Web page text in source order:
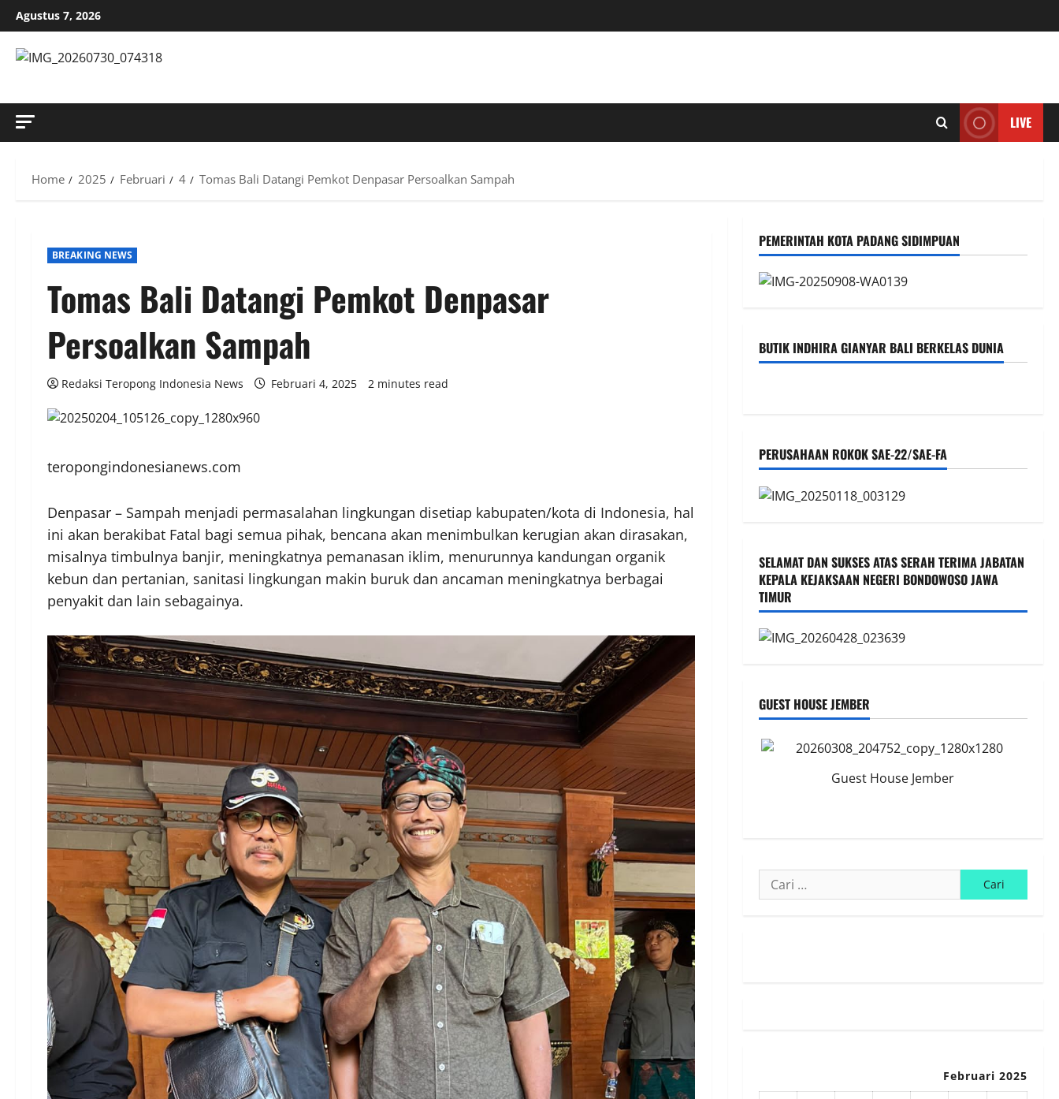
Skip
to
content
Agustus 7, 2026
LIVE
Home 2025 Februari 4 Tomas Bali Datangi Pemkot Denpasar Persoalkan Sampah
BREAKING NEWS
Tomas Bali Datangi Pemkot Denpasar
Persoalkan Sampah
Redaksi Teropong Indonesia News Februari 4, 2025 2 minutes read
teropongindonesianews.com
Denpasar – Sampah menjadi permasalahan lingkungan disetiap kabupaten/kota di Indonesia, hal
ini akan berakibat Fatal bagi semua pihak, bencana akan menimbulkan kerugian akan dirasakan,
misalnya timbulnya banjir, meningkatnya pemanasan iklim, menurunnya kandungan organik
kebun dan pertanian, sanitasi lingkungan makin buruk dan ancaman meningkatnya berbagai
penyakit dan lain sebagainya.
PEMERINTAH KOTA PADANG SIDIMPUAN
BUTIK INDHIRA GIANYAR BALI BERKELAS DUNIA
PERUSAHAAN ROKOK SAE-22/SAE-FA
SELAMAT DAN SUKSES ATAS SERAH TERIMA JABATAN
KEPALA KEJAKSAAN NEGERI BONDOWOSO JAWA
TIMUR
GUEST HOUSE JEMBER
Guest House Jember
Cari
untuk:
Februari 2025